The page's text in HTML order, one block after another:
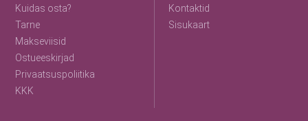
Kuidas osta?
Tarne
Makseviisid
Ostueeskirjad
Privaatsuspoliitika
KKK
Kontaktid
Sisukaart